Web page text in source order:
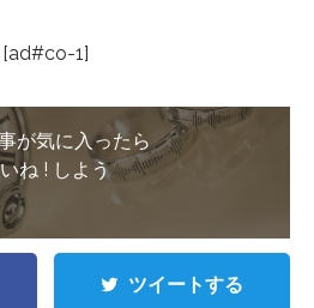
[ad#co-1]
が気に入ったら
ね ! しよう
ツイートする